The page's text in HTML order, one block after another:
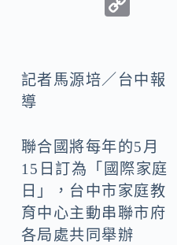
o
y
k
記者馬源培／台中報
導
聯合國將每年的5月
15日訂為「國際家庭
日」，台中市家庭教
育中心主動串聯市府
各局處共同舉辦